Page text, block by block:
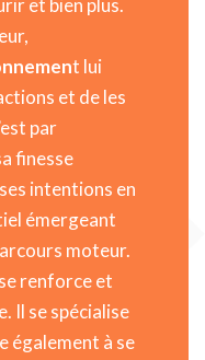
et bien plus.
t lui
et de les
par
finesse
intentions en
émergeant
moteur.
renforce et
Il se spécialise
également à se